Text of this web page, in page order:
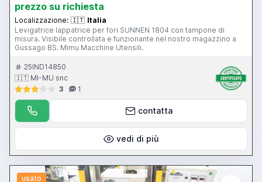
prezzo su richiesta
Localizzazione: 🇮🇹 Italia
Levigatrice lappatrice per fori SUNNEN 1804 con tampone di
misura. Visibile controllata e funzionante nel nostro magazzino a
Gussago BS. Mimu Macchine Utensili.
25IND14850
🇮🇹 MI-MU snc
3
1
contatta
vedi di più
usato